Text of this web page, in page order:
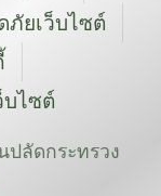
ยเว็บไซต์
บไซต์
ปลัดกระทรวง